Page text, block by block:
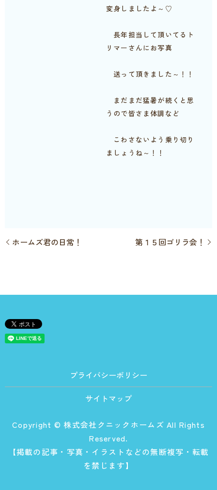
変身しましたよ～♡
長年担当して頂いてるト
リマーさんにお写真
送って頂きました～！！
まだまだ猛暑が続くと思
うので皆さま体調など
こわさないよう乗り切り
ましょうね～！！
ホームズ君の日常！ 第１５回ゴリラ会！
プライバシーポリシー
サイトマップ
Copyright © 株式会社クニックホームズ All Rights
Reserved.
【掲載の記事・写真・イラストなどの無断複写・転載
を禁じます】